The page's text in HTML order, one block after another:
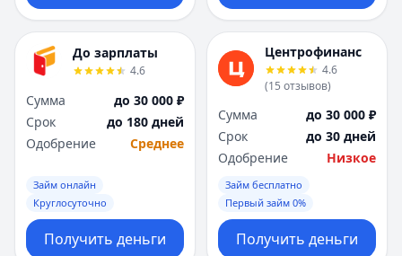
До зарплаты
4.6
Сумма
до 30 000 ₽
Срок
до 180 дней
Одобрение
Среднее
Займ онлайн
Круглосуточно
Получить деньги
Центрофинанс
4.6
(15 отзывов)
Сумма
до 30 000 ₽
Срок
до 30 дней
Одобрение
Низкое
Займ бесплатно
Первый займ 0%
Получить деньги